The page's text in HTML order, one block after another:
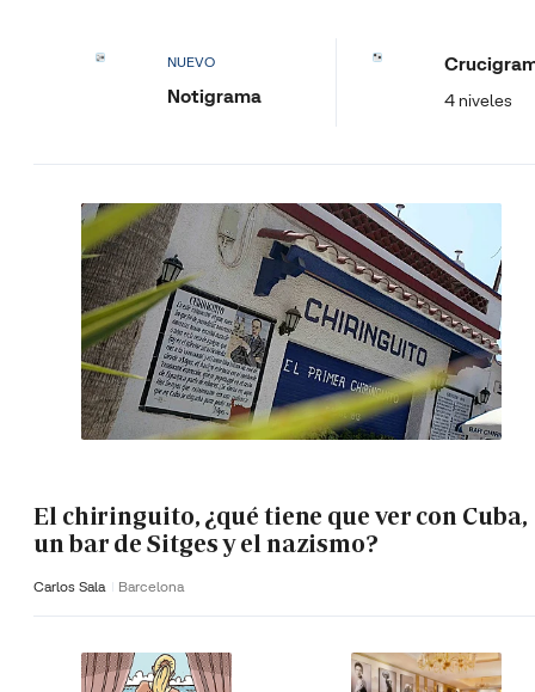
NUEVO
Notigrama 4 niveles
El chiringuito, ¿qué tiene que ver con Cuba,
un bar de Sitges y el nazismo?
Carlos Sala Barcelona